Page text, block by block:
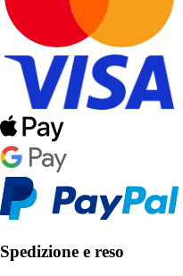
Spedizione e reso